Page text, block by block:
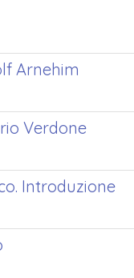
Arnehim
Verdone
Introduzione